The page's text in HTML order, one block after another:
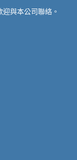
與本公司聯絡。